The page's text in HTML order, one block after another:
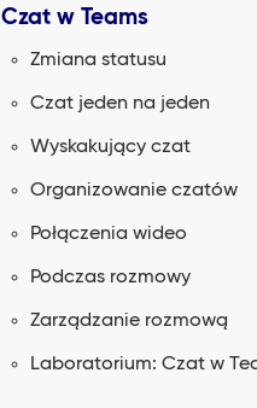
Czat w Teams
Zmiana statusu
Czat jeden na jeden
Wyskakujący czat
Organizowanie czatów
Połączenia wideo
Podczas rozmowy
Zarządzanie rozmową
Laboratorium: Czat w